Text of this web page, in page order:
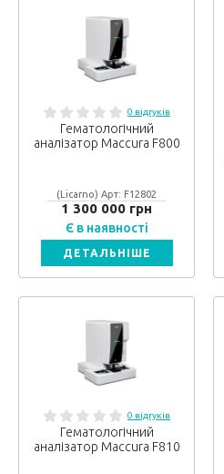
0 відгуків
Гематологічний
аналізатор Maccura F800
(Licarno) Арт: F12802
1 300 000 грн
Є в наявності
ДЕТАЛЬНІШЕ
0 відгуків
Гематологічний
аналізатор Maccura F810